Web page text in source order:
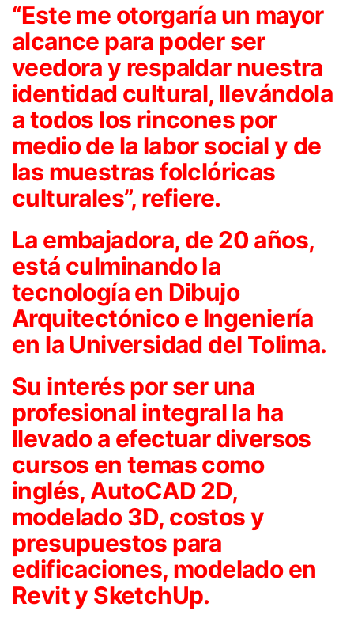
“Este me otorgaría un mayor
alcance para poder ser
veedora y respaldar nuestra
identidad cultural, llevándola
a todos los rincones por
medio de la labor social y de
las muestras folclóricas
culturales”, refiere.
La embajadora, de 20 años,
está culminando la
tecnología en Dibujo
Arquitectónico e Ingeniería
en la Universidad del Tolima.
Su interés por ser una
profesional integral la ha
llevado a efectuar diversos
cursos en temas como
inglés, AutoCAD 2D,
modelado 3D, costos y
presupuestos para
edificaciones, modelado en
Revit y SketchUp.